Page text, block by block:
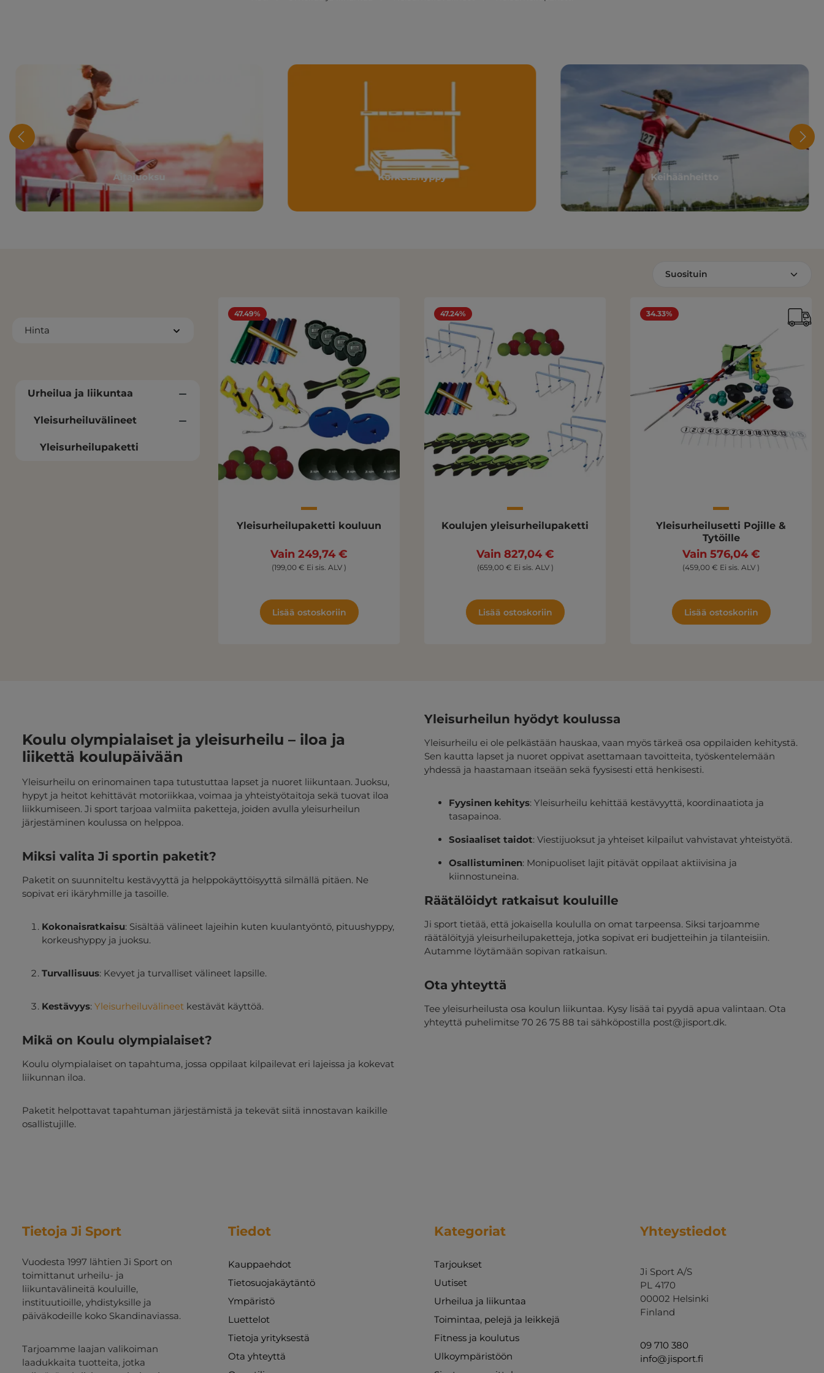
Aitajuoksu Korkeushyppy Keihäänheitto
Hinta
Urheilua ja liikuntaa
Yleisurheiluvälineet
Yleisurheilupaketti
47.49%
Yleisurheilupaketti kouluun
Vain 249,74 €
(199,00 € Ei sis. ALV )
Lisää ostoskoriin
47.24%
Koulujen yleisurheilupaketti
Vain 827,04 €
(659,00 € Ei sis. ALV )
Lisää ostoskoriin
34.33%
Yleisurheilusetti Pojille &
Tytöille
Vain 576,04 €
(459,00 € Ei sis. ALV )
Lisää ostoskoriin
Koulu olympialaiset ja yleisurheilu – iloa ja
liikettä koulupäivään
Yleisurheilu on erinomainen tapa tutustuttaa lapset ja nuoret liikuntaan. Juoksu,
hypyt ja heitot kehittävät motoriikkaa, voimaa ja yhteistyötaitoja sekä tuovat iloa
liikkumiseen. Ji sport tarjoaa valmiita paketteja, joiden avulla yleisurheilun
järjestäminen koulussa on helppoa.
Miksi valita Ji sportin paketit?
Paketit on suunniteltu kestävyyttä ja helppokäyttöisyyttä silmällä pitäen. Ne
sopivat eri ikäryhmille ja tasoille.
Kokonaisratkaisu: Sisältää välineet lajeihin kuten kuulantyöntö, pituushyppy,
korkeushyppy ja juoksu.
Turvallisuus: Kevyet ja turvalliset välineet lapsille.
Kestävyys: Yleisurheiluvälineet kestävät käyttöä.
Mikä on Koulu olympialaiset?
Koulu olympialaiset on tapahtuma, jossa oppilaat kilpailevat eri lajeissa ja kokevat
liikunnan iloa.
Paketit helpottavat tapahtuman järjestämistä ja tekevät siitä innostavan kaikille
osallistujille.
Yleisurheilun hyödyt koulussa
Yleisurheilu ei ole pelkästään hauskaa, vaan myös tärkeä osa oppilaiden kehitystä.
Sen kautta lapset ja nuoret oppivat asettamaan tavoitteita, työskentelemään
yhdessä ja haastamaan itseään sekä fyysisesti että henkisesti.
Fyysinen kehitys: Yleisurheilu kehittää kestävyyttä, koordinaatiota ja
tasapainoa.
Sosiaaliset taidot: Viestijuoksut ja yhteiset kilpailut vahvistavat yhteistyötä.
Osallistuminen: Monipuoliset lajit pitävät oppilaat aktiivisina ja
kiinnostuneina.
Räätälöidyt ratkaisut kouluille
Ji sport tietää, että jokaisella koululla on omat tarpeensa. Siksi tarjoamme
räätälöityjä yleisurheilupaketteja, jotka sopivat eri budjetteihin ja tilanteisiin.
Autamme löytämään sopivan ratkaisun.
Ota yhteyttä
Tee yleisurheilusta osa koulun liikuntaa. Kysy lisää tai pyydä apua valintaan. Ota
yhteyttä puhelimitse 70 26 75 88 tai sähköpostilla post@jisport.dk.
Tietoja Ji Sport
Vuodesta 1997 lähtien Ji Sport on
toimittanut urheilu- ja
liikuntavälineitä kouluille,
instituutioille, yhdistyksille ja
päiväkodeille koko Skandinaviassa.
Tarjoamme laajan valikoiman
laadukkaita tuotteita, jotka
Tiedot
Kauppaehdot
Tietosuojakäytäntö
Ympäristö
Luettelot
Tietoja yrityksestä
Ota yhteyttä
Kategoriat
Tarjoukset
Uutiset
Urheilua ja liikuntaa
Toimintaa, pelejä ja leikkejä
Fitness ja koulutus
Ulkoympäristöön
Yhteystiedot
Ji Sport A/S
PL 4170
00002 Helsinki
Finland
09 710 380
info@jisport.fi